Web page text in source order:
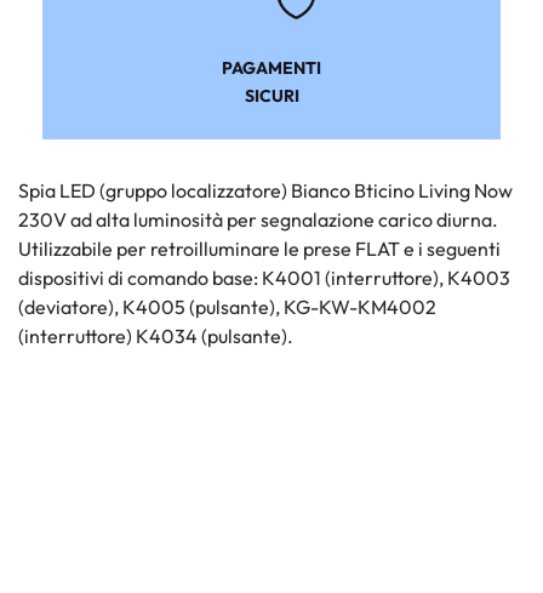
PAGAMENTI
SICURI
Spia LED (gruppo localizzatore) Bianco Bticino Living Now
230V ad alta luminosità per segnalazione carico diurna.
Utilizzabile per retroilluminare le prese FLAT e i seguenti
dispositivi di comando base: K4001 (interruttore), K4003
(deviatore), K4005 (pulsante), KG-KW-KM4002
(interruttore) K4034 (pulsante).